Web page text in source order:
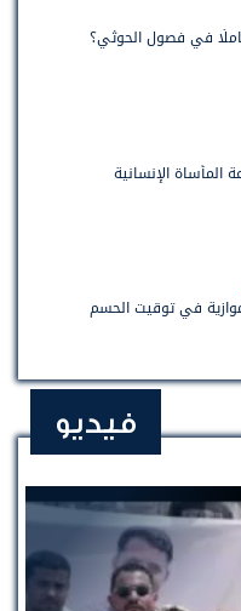
في فصول الحوثي؟
الإنسانية
في توقيت الحسم
فيديو